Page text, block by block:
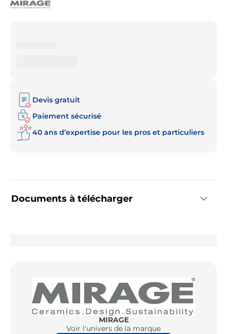
Documents à télécharger
Devis gratuit
Paiement sécurisé
40 ans d’expertise pour les pros et particuliers
MIRAGE
Voir l'univers de la marque